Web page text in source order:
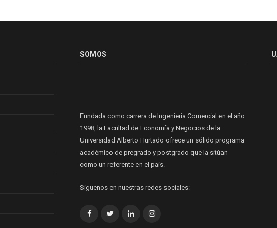
SOMOS
Fundada como carrera de Ingeniería Comercial en el año
1998, la Facultad de Economía y Negocios de la
Universidad Alberto Hurtado ofrece un sólido programa
académico de pregrado y postgrado que la sitúan
como un referente en el país.
Síguenos en nuestras redes sociales:
FacebookTwitterLinkedInInstagram